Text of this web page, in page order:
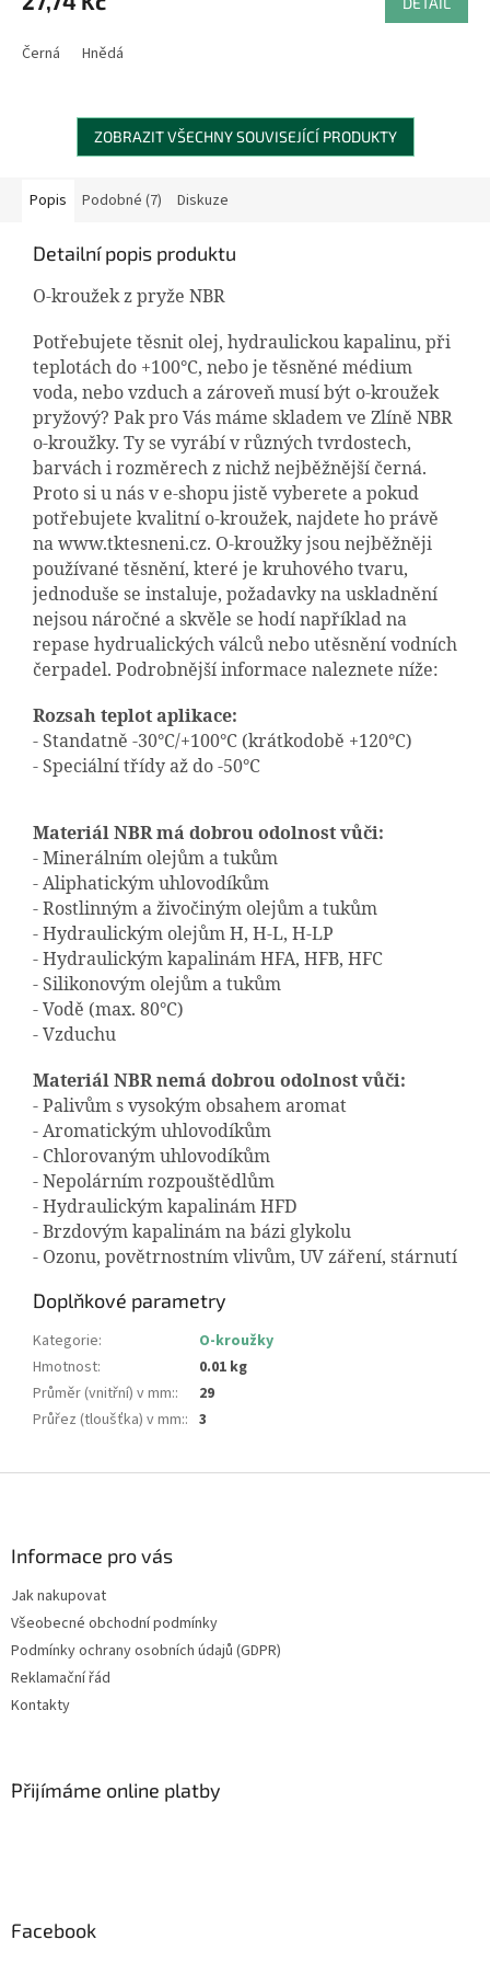
Černá Hnědá
ZOBRAZIT VŠECHNY SOUVISEJÍCÍ PRODUKTY
Popis Podobné (7) Diskuze
Detailní popis produktu
O-kroužek z pryže NBR
Potřebujete těsnit olej, hydraulickou kapalinu, při
teplotách do +100°C, nebo je těsněné médium
voda, nebo vzduch a zároveň musí být o-kroužek
pryžový? Pak pro Vás máme skladem ve Zlíně NBR
o-kroužky. Ty se vyrábí v různých tvrdostech,
barvách i rozměrech z nichž nejběžnější černá.
Proto si u nás v e-shopu jistě vyberete a pokud
potřebujete kvalitní o-kroužek, najdete ho právě
na www.tktesneni.cz. O-kroužky jsou nejběžněji
používané těsnění, které je kruhového tvaru,
jednoduše se instaluje, požadavky na uskladnění
nejsou náročné a skvěle se hodí například na
repase hydrualických válců nebo utěsnění vodních
čerpadel. Podrobnější informace naleznete níže:
Rozsah teplot aplikace:
- Standatně -30°C/+100°C (krátkodobě +120°C)
- Speciální třídy až do -50°C
Materiál NBR má dobrou odolnost vůči:
- Minerálním olejům a tukům
- Aliphatickým uhlovodíkům
- Rostlinným a živočiným olejům a tukům
- Hydraulickým olejům H, H-L, H-LP
- Hydraulickým kapalinám HFA, HFB, HFC
- Silikonovým olejům a tukům
- Vodě (max. 80°C)
- Vzduchu
Materiál NBR nemá dobrou odolnost vůči:
- Palivům s vysokým obsahem aromat
- Aromatickým uhlovodíkům
- Chlorovaným uhlovodíkům
- Nepolárním rozpouštědlům
- Hydraulickým kapalinám HFD
- Brzdovým kapalinám na bázi glykolu
- Ozonu, povětrnostním vlivům, UV záření, stárnutí
Doplňkové parametry
Kategorie:
O-kroužky
Hmotnost:
0.01 kg
Průměr (vnitřní) v mm::
29
Průřez (tloušťka) v mm:: 3
Informace pro vás
Jak nakupovat
Všeobecné obchodní podmínky
Podmínky ochrany osobních údajů (GDPR)
Reklamační řád
Kontakty
Přijímáme online platby
Facebook